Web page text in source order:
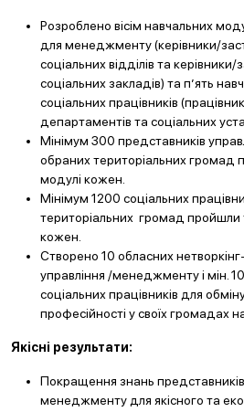
Розроблено вісім навчальних
для менеджменту (керівники/
соціальних відділів та керівники/
соціальних закладів) та п’ять
соціальних працівників
департаментів та соціальних
Мінімум 300 представників
обраних територіальних громад
модулі кожен.
Мінімум 1200 соціальних
територіальних громад пройшли
кожен.
Створено 10 обласних
управління /менеджменту і мін.
соціальних працівників для
професійності у своїх громадах
Якісні результати:
Покращення знань
менеджменту для якісного та